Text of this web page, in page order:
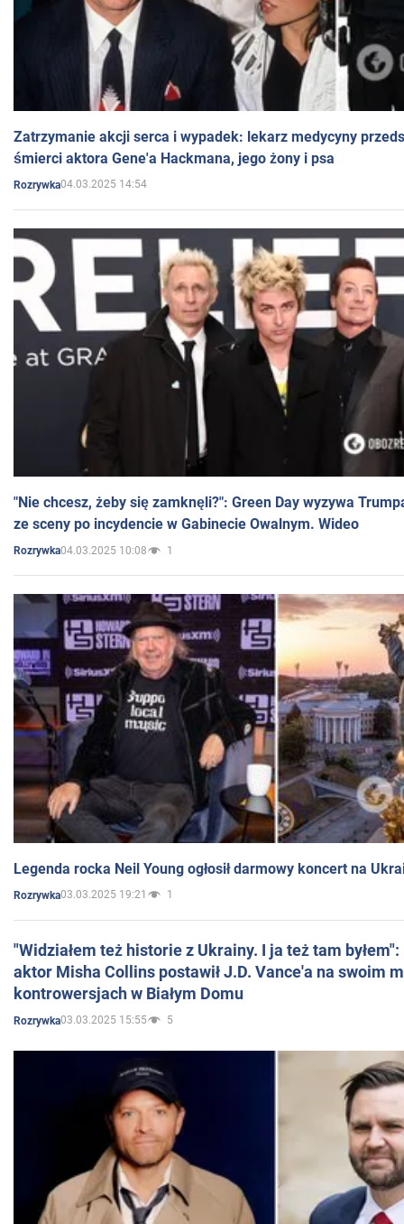
Zatrzymanie akcji serca i wypadek: lekarz medycyny
śmierci aktora Gene'a Hackmana, jego żony i psa
Rozrywka04.03.2025 14:54
"Nie chcesz, żeby się zamknęli?": Green Day wyzywa
ze sceny po incydencie w Gabinecie Owalnym. Wideo
Rozrywka04.03.2025 10:08 1
Legenda rocka Neil Young ogłosił darmowy koncert na
Rozrywka03.03.2025 19:21 1
"Widziałem też historie z Ukrainy. I ja też tam
aktor Misha Collins postawił J.D. Vance'a na swoim
kontrowersjach w Białym Domu
Rozrywka03.03.2025 15:55 5